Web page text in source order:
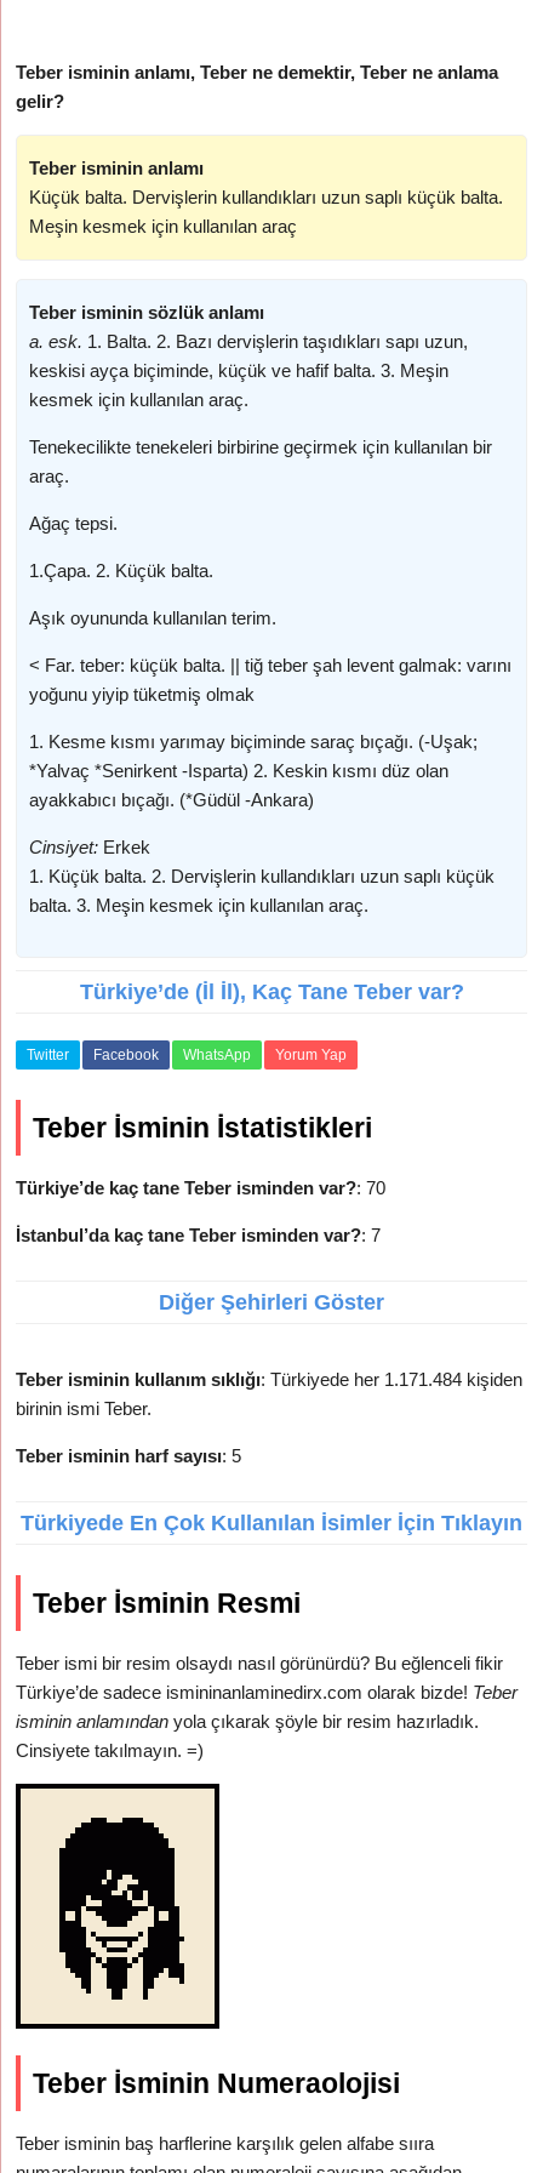
Teber isminin anlamı, Teber ne demektir, Teber ne anlama
gelir?
Teber isminin anlamı
Küçük balta. Dervişlerin kullandıkları uzun saplı küçük balta.
Meşin kesmek için kullanılan araç
Teber isminin sözlük anlamı
a. esk. 1. Balta. 2. Bazı dervişlerin taşıdıkları sapı uzun,
keskisi ayça biçiminde, küçük ve hafif balta. 3. Meşin
kesmek için kullanılan araç.
Tenekecilikte tenekeleri birbirine geçirmek için kullanılan bir
araç.
Ağaç tepsi.
1.Çapa. 2. Küçük balta.
Aşık oyununda kullanılan terim.
< Far. teber: küçük balta. || tiğ teber şah levent galmak: varını
yoğunu yiyip tüketmiş olmak
1. Kesme kısmı yarımay biçiminde saraç bıçağı. (-Uşak;
*Yalvaç *Senirkent -Isparta) 2. Keskin kısmı düz olan
ayakkabıcı bıçağı. (*Güdül -Ankara)
Cinsiyet: Erkek
1. Küçük balta. 2. Dervişlerin kullandıkları uzun saplı küçük
balta. 3. Meşin kesmek için kullanılan araç.
Türkiye’de (İl İl), Kaç Tane Teber var?
Twitter Facebook WhatsApp Yorum Yap
Teber İsminin İstatistikleri
Türkiye’de kaç tane Teber isminden var?: 70
İstanbul’da kaç tane Teber isminden var?: 7
Diğer Şehirleri Göster
Teber isminin kullanım sıklığı: Türkiyede her 1.171.484 kişiden
birinin ismi Teber.
Teber isminin harf sayısı: 5
Türkiyede En Çok Kullanılan İsimler İçin Tıklayın
Teber İsminin Resmi
Teber ismi bir resim olsaydı nasıl görünürdü? Bu eğlenceli fikir
Türkiye’de sadece ismininanlaminedirx.com olarak bizde! Teber
isminin anlamından yola çıkarak şöyle bir resim hazırladık.
Cinsiyete takılmayın. =)
Teber İsminin Numeraolojisi
Teber isminin baş harflerine karşılık gelen alfabe sııra